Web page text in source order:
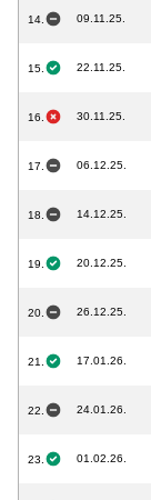
14. 09.11.25.
15. 22.11.25.
16. 30.11.25.
17. 06.12.25.
18. 14.12.25.
19. 20.12.25.
20. 26.12.25.
21. 17.01.26.
22. 24.01.26.
23. 01.02.26.